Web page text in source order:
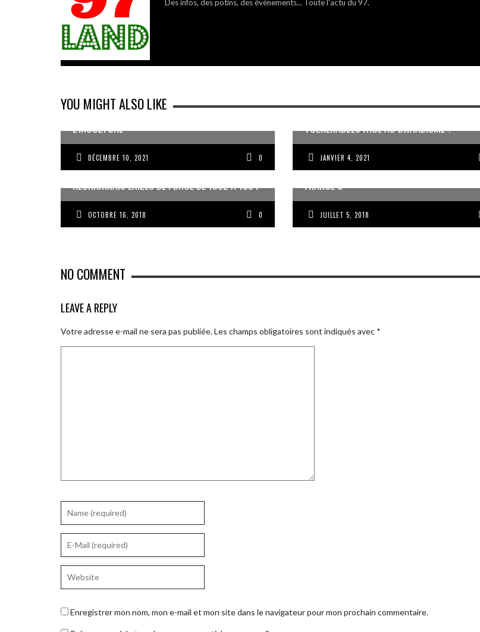
Des infos, des potins, des événements... Toute l'actu du 97.
YOU MIGHT ALSO LIKE
J’AI DEUX AMOURS : LA GUADELOUPE ET
L’INCULTURE
DÉCEMBRE 10, 2021 0
VULNÉRABLES FACE AU DJIHADISME ?
JANVIER 4, 2021
UN CONCERT POUR LES 2 015 ENFANTS
RÉUNIONNAIS EXILÉS DE FORCE DE 1962 À 1984
OCTOBRE 16, 2018 0
MA VISION DE LA FAMILLE RFO ET L’AVENIR
FRANCE Ô
JUILLET 5, 2018
NO COMMENT
LEAVE A REPLY
Votre adresse e-mail ne sera pas publiée.Les champs obligatoires sont indiqués avec *
Enregistrer mon nom, mon e-mail et mon site dans le navigateur pour mon prochain commentaire.